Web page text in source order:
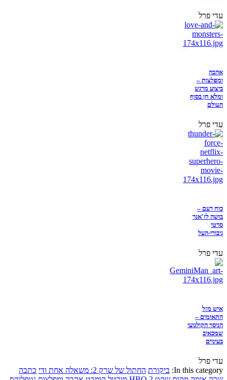
עדי פרל
אהבה
ומפלצות –
ביצוע מרגש
ומלא חן בסוף
העולם
עדי פרל
כוח רעם –
בושה לז'אנר
סרטי
גיבורי-העל
עדי פרל
איש מזל
התאומים –
הניסוי הקולנועי
שמכאיב
בעיניים
עדי פרל
In this category: ביקורת החתול של שרק 2: משאלה אחת ודי
כתבה